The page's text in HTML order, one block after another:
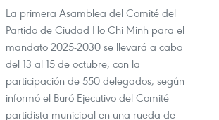
La primera Asamblea del Comité del
Partido de Ciudad Ho Chi Minh para el
mandato 2025-2030 se llevará a cabo
del 13 al 15 de octubre, con la
participación de 550 delegados, según
informó el Buró Ejecutivo del Comité
partidista municipal en una rueda de